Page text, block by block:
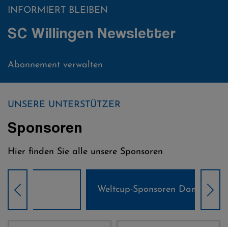
INFORMIERT BLEIBEN
SC Willingen Newsletter
Abonnement verwalten
UNSERE UNTERSTÜTZER
Sponsoren
Hier finden Sie alle unsere Sponsoren
Weltcup-Sponsoren Damen